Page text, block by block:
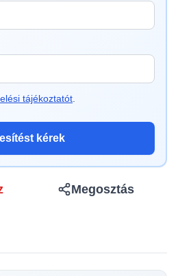
tájékoztatót
kérek
Megosztás